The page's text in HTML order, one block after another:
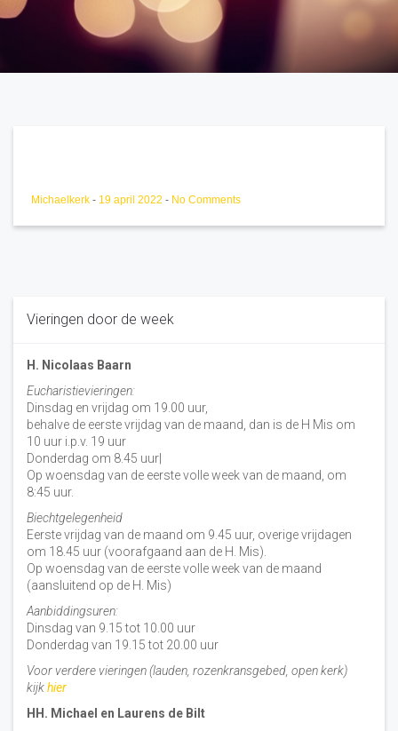
Michaelkerk - 19 april 2022 - No Comments
Vieringen door de week
H. Nicolaas Baarn
Eucharistievieringen:
Dinsdag en vrijdag om 19.00 uur,
behalve de eerste vrijdag van de maand, dan is de H Mis om
10 uur i.p.v. 19 uur
Donderdag om 8.45 uur|
Op woensdag van de eerste volle week van de maand, om
8:45 uur.
Biechtgelegenheid
Eerste vrijdag van de maand om 9.45 uur, overige vrijdagen
om 18.45 uur (voorafgaand aan de H. Mis).
Op woensdag van de eerste volle week van de maand
(aansluitend op de H. Mis)
Aanbiddingsuren:
Dinsdag van 9.15 tot 10.00 uur
Donderdag van 19.15 tot 20.00 uur
Voor verdere vieringen (lauden, rozenkransgebed, open kerk)
kijkhier
HH. Michael en Laurens de Bilt